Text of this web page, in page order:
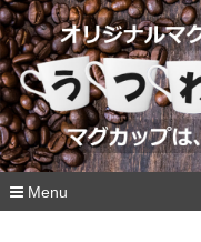
Menu